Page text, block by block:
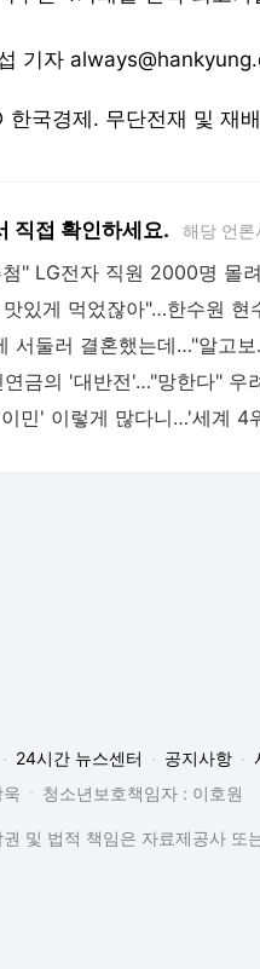
기자
국경제. 무단전재 및 재
직접 확인하세요. 해당 언론
혼전 임
24시간 뉴스센터 공지사항
청소년보호책임자 : 이호원
및 법적 책임은 자료제공사